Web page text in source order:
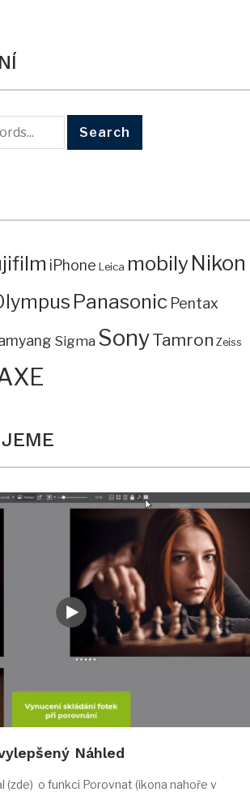
iPhone Leica mobilyNikon
Panasonic Pentax
Sigma SonyTamron Zeiss
Náhled
(zde) o funkci Porovnat (ikona nahoře v